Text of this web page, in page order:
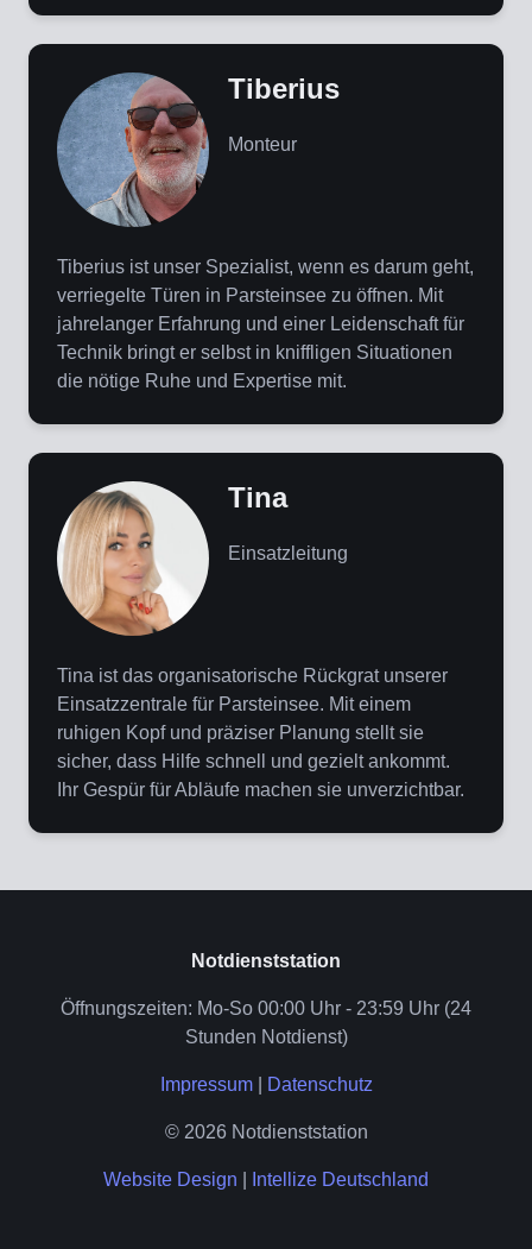
Tiberius
Monteur
Tiberius ist unser Spezialist, wenn es darum geht,
verriegelte Türen in Parsteinsee zu öffnen. Mit
jahrelanger Erfahrung und einer Leidenschaft für
Technik bringt er selbst in kniffligen Situationen
die nötige Ruhe und Expertise mit.
Tina
Einsatzleitung
Tina ist das organisatorische Rückgrat unserer
Einsatzzentrale für Parsteinsee. Mit einem
ruhigen Kopf und präziser Planung stellt sie
sicher, dass Hilfe schnell und gezielt ankommt.
Ihr Gespür für Abläufe machen sie unverzichtbar.
Notdienststation
Öffnungszeiten: Mo-So 00:00 Uhr - 23:59 Uhr (24
Stunden Notdienst)
Impressum| Datenschutz
© 2026 Notdienststation
Website Design Intellize Deutschland